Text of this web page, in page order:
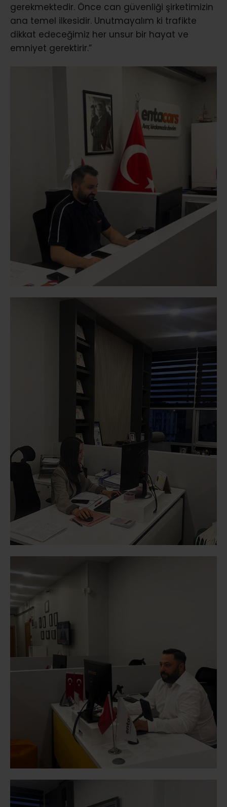
gerekmektedir. Önce can güvenliği şirketimizin
ana temel ilkesidir. Unutmayalım ki trafikte
dikkat edeceğimiz her unsur bir hayat ve
emniyet gerektirir.”